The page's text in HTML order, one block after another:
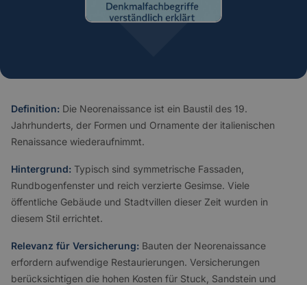
Definition: Die Neorenaissance ist ein Baustil des 19.
Jahrhunderts, der Formen und Ornamente der italienischen
Renaissance wiederaufnimmt.
Hintergrund: Typisch sind symmetrische Fassaden,
Rundbogenfenster und reich verzierte Gesimse. Viele
öffentliche Gebäude und Stadtvillen dieser Zeit wurden in
diesem Stil errichtet.
Relevanz für Versicherung: Bauten der Neorenaissance
erfordern aufwendige Restaurierungen. Versicherungen
berücksichtigen die hohen Kosten für Stuck, Sandstein und